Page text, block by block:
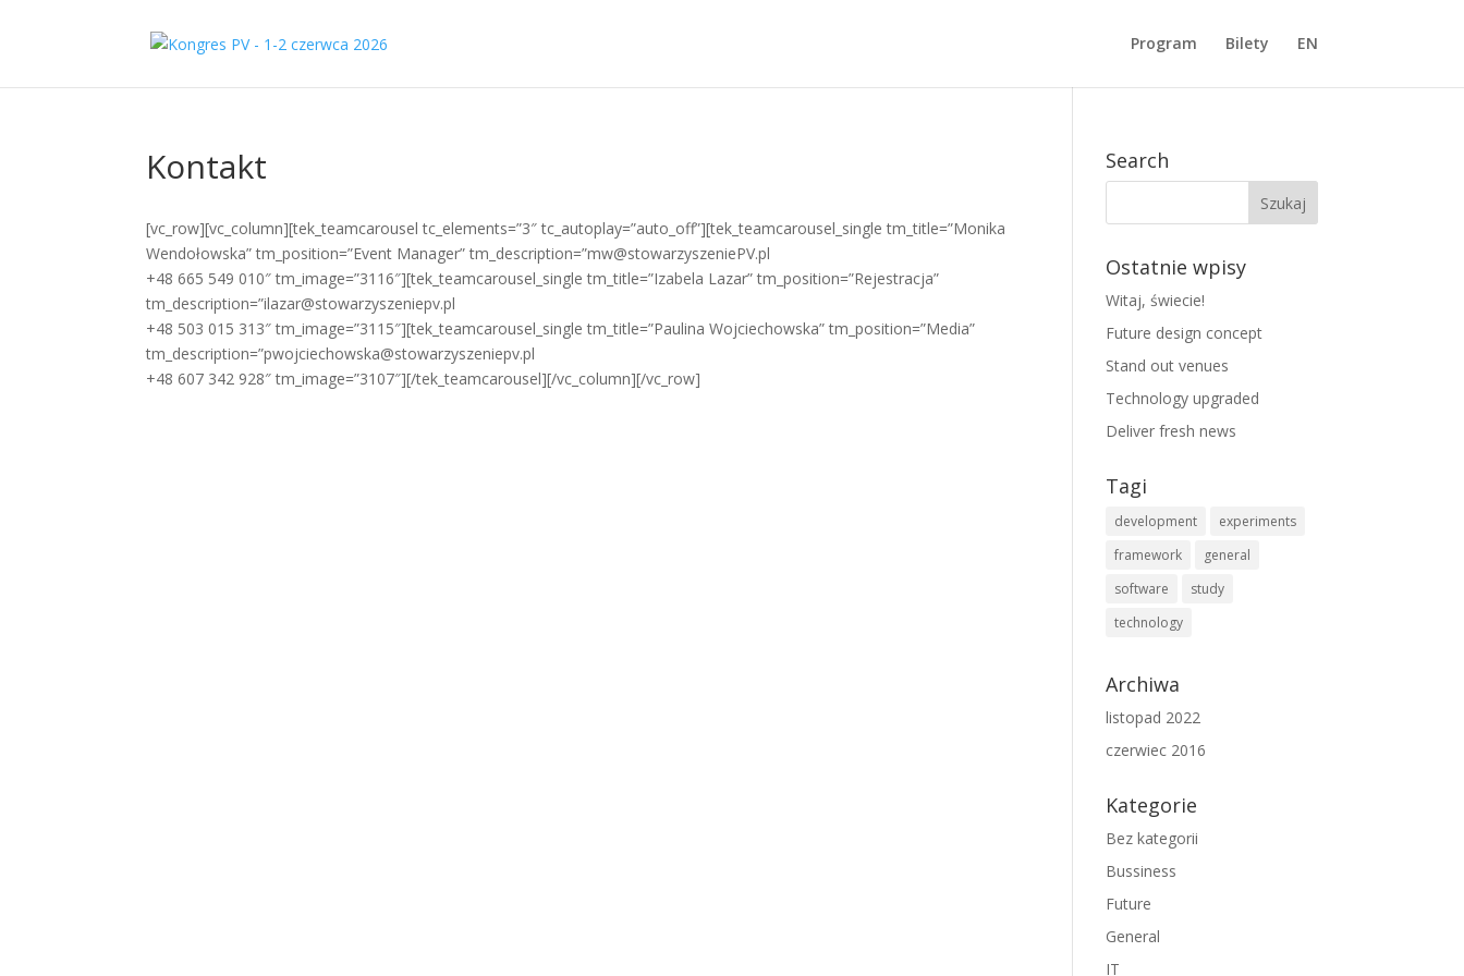
Program Bilety EN
Kontakt
[vc_row][vc_column][tek_teamcarousel tc_elements=”3″ tc_autoplay=”auto_off”][tek_teamcarousel_single tm_title=”Monika
Wendołowska” tm_position=”Event Manager” tm_description=”mw@stowarzyszeniePV.pl
+48 665 549 010″ tm_image=”3116″][tek_teamcarousel_single tm_title=”Izabela Lazar” tm_position=”Rejestracja”
tm_description=”ilazar@stowarzyszeniepv.pl
+48 503 015 313″ tm_image=”3115″][tek_teamcarousel_single tm_title=”Paulina Wojciechowska” tm_position=”Media”
tm_description=”pwojciechowska@stowarzyszeniepv.pl
+48 607 342 928″ tm_image=”3107″][/tek_teamcarousel][/vc_column][/vc_row]
Search
Ostatnie wpisy
Witaj, świecie!
Future design concept
Stand out venues
Technology upgraded
Deliver fresh news
Tagi
development
experiments
framework
general
software
study
technology
Archiwa
listopad 2022
czerwiec 2016
Kategorie
Bez kategorii
Bussiness
Future
General
IT